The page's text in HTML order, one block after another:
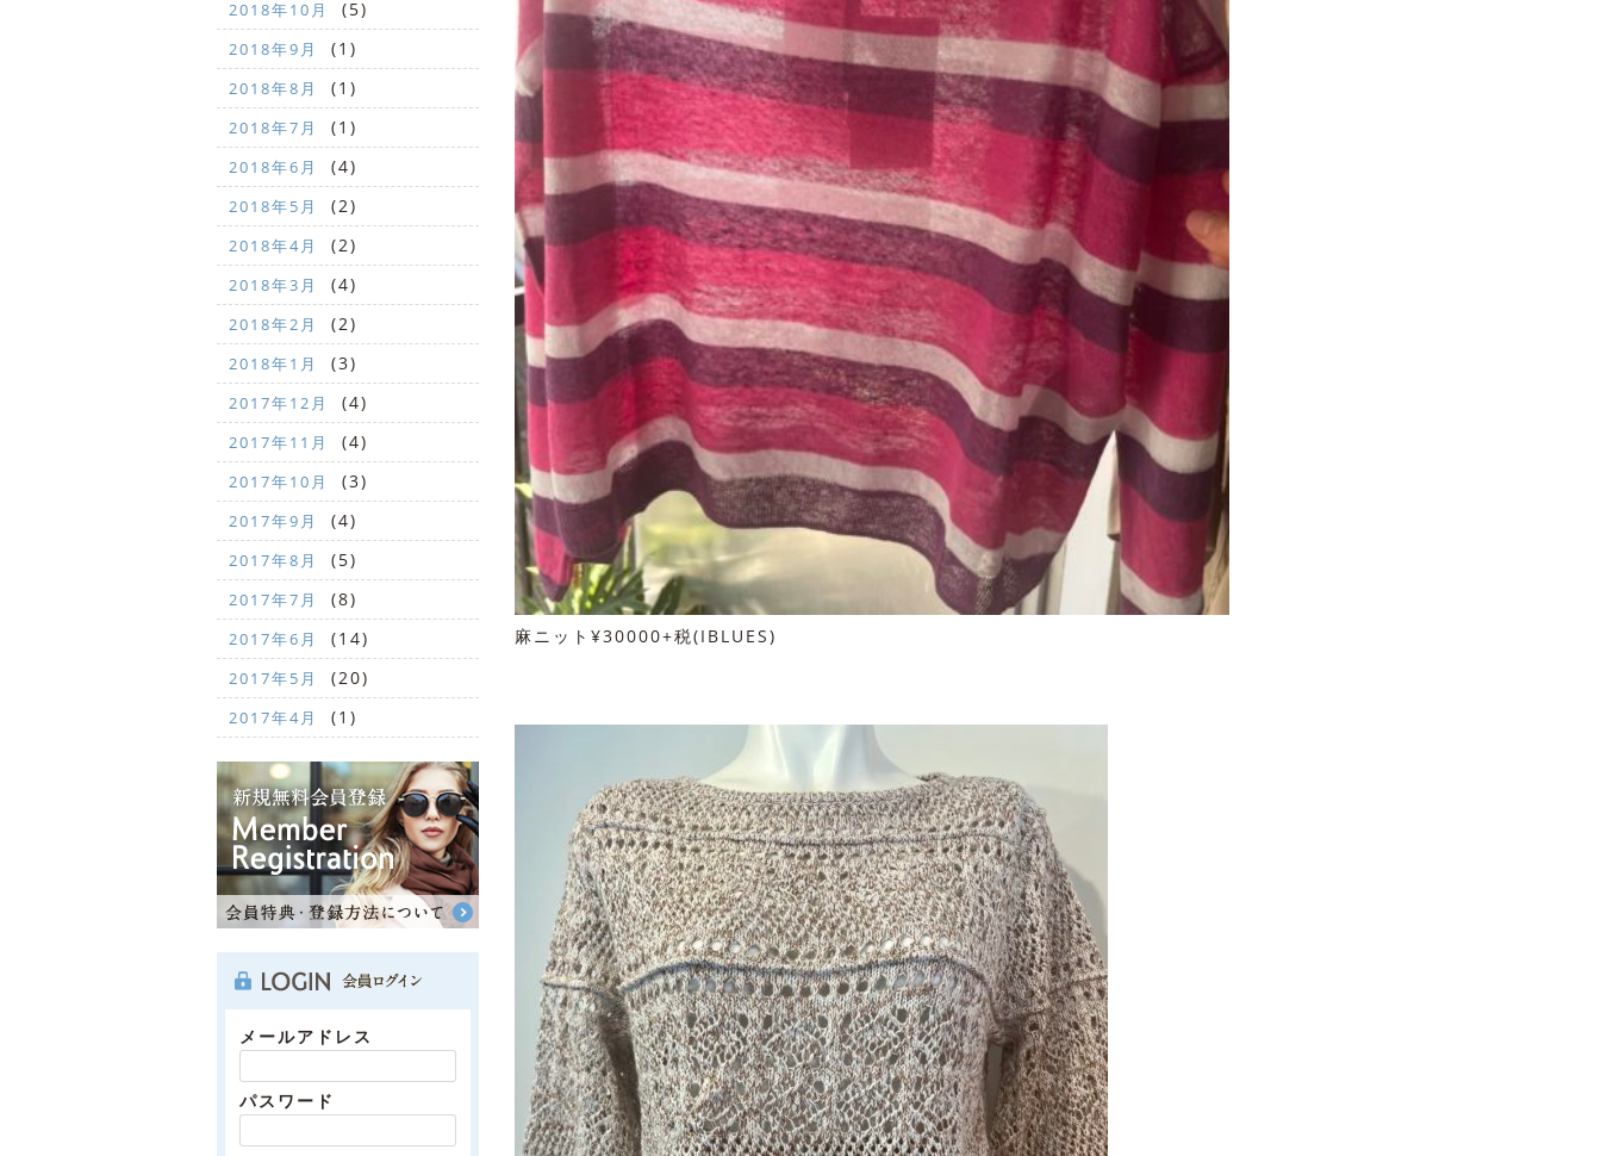
麻ニット¥30000+税(IBLUES)
2018年10月 (5)
2018年9月 (1)
2018年8月 (1)
2018年7月 (1)
2018年6月 (4)
2018年5月 (2)
2018年4月 (2)
2018年3月 (4)
2018年2月 (2)
2018年1月 (3)
2017年12月 (4)
2017年11月 (4)
2017年10月 (3)
2017年9月 (4)
2017年8月 (5)
2017年7月 (8)
2017年6月 (14)
2017年5月 (20)
2017年4月 (1)
メールアドレス
パスワード